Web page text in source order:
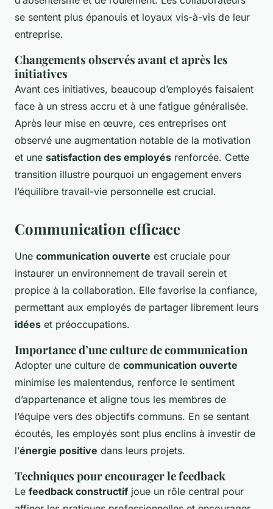
se sentent plus épanouis et loyaux vis-à-vis de leur
entreprise.
Changements observés avant et après les
initiatives
Avant ces initiatives, beaucoup d’employés faisaient
face à un stress accru et à une fatigue généralisée.
Après leur mise en œuvre, ces entreprises ont
observé une augmentation notable de la motivation
et une satisfaction des employés renforcée. Cette
transition illustre pourquoi un engagement envers
l’équilibre travail-vie personnelle est crucial.
Communication efficace
Une communication ouverte est cruciale pour
instaurer un environnement de travail serein et
propice à la collaboration. Elle favorise la confiance,
permettant aux employés de partager librement leurs
idées et préoccupations.
Importance d’une culture de communication
Adopter une culture de communication ouverte
minimise les malentendus, renforce le sentiment
d’appartenance et aligne tous les membres de
l’équipe vers des objectifs communs. En se sentant
écoutés, les employés sont plus enclins à investir de
l’énergie positive dans leurs projets.
Techniques pour encourager le feedback
Le feedback constructif joue un rôle central pour